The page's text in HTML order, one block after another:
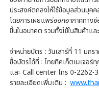
ประสงค์ตกลงให้ใช้ข้อมูลส่วนบุค
โดยการเผยแพร่ออกอากาศทาง
ขึ้นในอนาคต รวมทั้งใช้ในสินค้าแ
จำหน่ายบัตร : วันเสาร์ที่ 11 มกร
ซื้อบัตรได้ที่ : ไทยทิคเก็ตเมเจอร์ทุ
และ Call center โทร 0-2262-
รายละเอียดเพิ่มเติม :